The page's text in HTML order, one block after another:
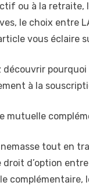
ou à la retraite,
le choix entre
vous éclaire
découvrir
à la
mutuelle
tout en
d’option
complémentaire,